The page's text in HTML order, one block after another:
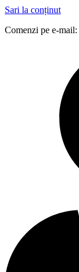
Sari la conținut
Comenzi pe e-mail: